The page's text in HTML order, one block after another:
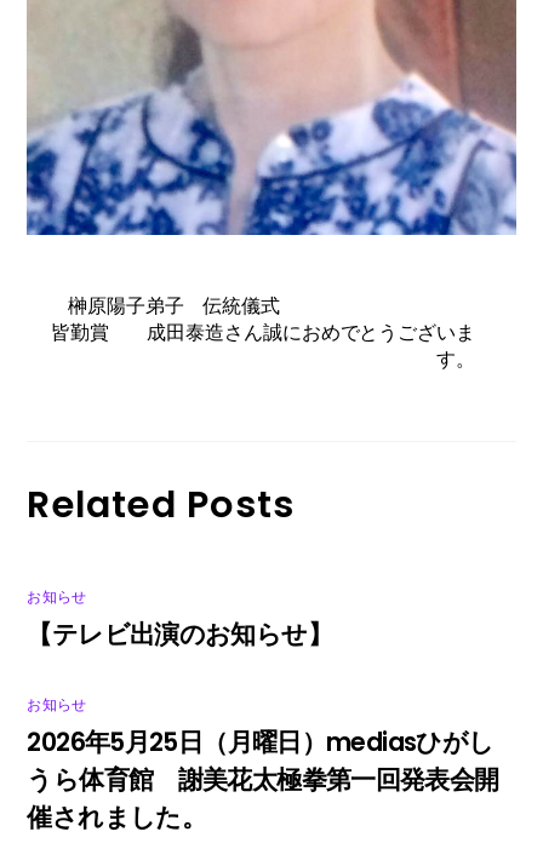
榊原陽子弟子 伝統儀式
皆勤賞 成田泰造さん誠におめでとうございま
す。
Related Posts
お知らせ
【テレビ出演のお知らせ】
お知らせ
2026年5月25日（月曜日）mediasひがし
うら体育館 謝美花太極拳第一回発表会開
催されました。